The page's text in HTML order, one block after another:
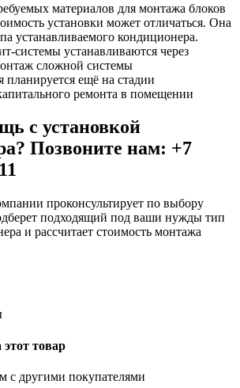
материалов для монтажа блоков
установки может отличаться. Она
устанавливаемого кондиционера.
системы устанавливаются через
сложной системы
ещё на стадии
ремонта в помещении
с установкой
Позвоните нам: +7
проконсультирует по выбору
подходящий под ваши нужды тип
и рассчитает стоимость монтажа
товар
с другими покупателями